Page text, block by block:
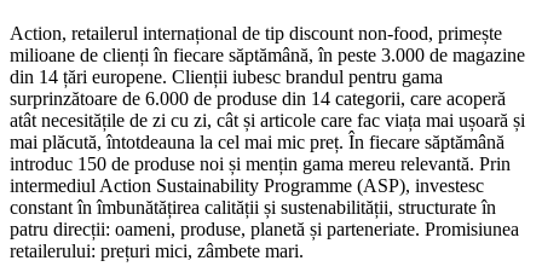
Action, retailerul internațional de tip discount non-food, primește
milioane de clienți în fiecare săptămână, în peste 3.000 de magazine
din 14 țări europene. Clienții iubesc brandul pentru gama
surprinzătoare de 6.000 de produse din 14 categorii, care acoperă
atât necesitățile de zi cu zi, cât și articole care fac viața mai ușoară și
mai plăcută, întotdeauna la cel mai mic preț. În fiecare săptămână
introduc 150 de produse noi și mențin gama mereu relevantă. Prin
intermediul Action Sustainability Programme (ASP), investesc
constant în îmbunătățirea calității și sustenabilității, structurate în
patru direcții: oameni, produse, planetă și parteneriate. Promisiunea
retailerului: prețuri mici, zâmbete mari.